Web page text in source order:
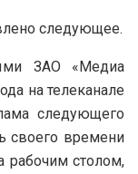
следующее.
ЗАО «Медиа
на телеканале
следующего
своего времени
рабочим столом,